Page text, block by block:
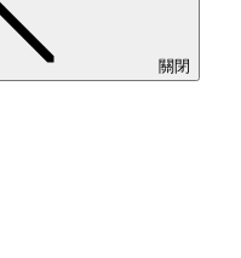
關閉